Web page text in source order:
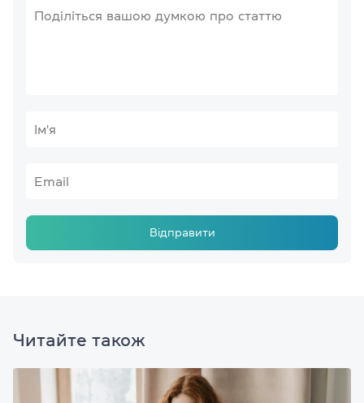
Відправити
Читайте також